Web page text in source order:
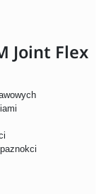
Joint Flex